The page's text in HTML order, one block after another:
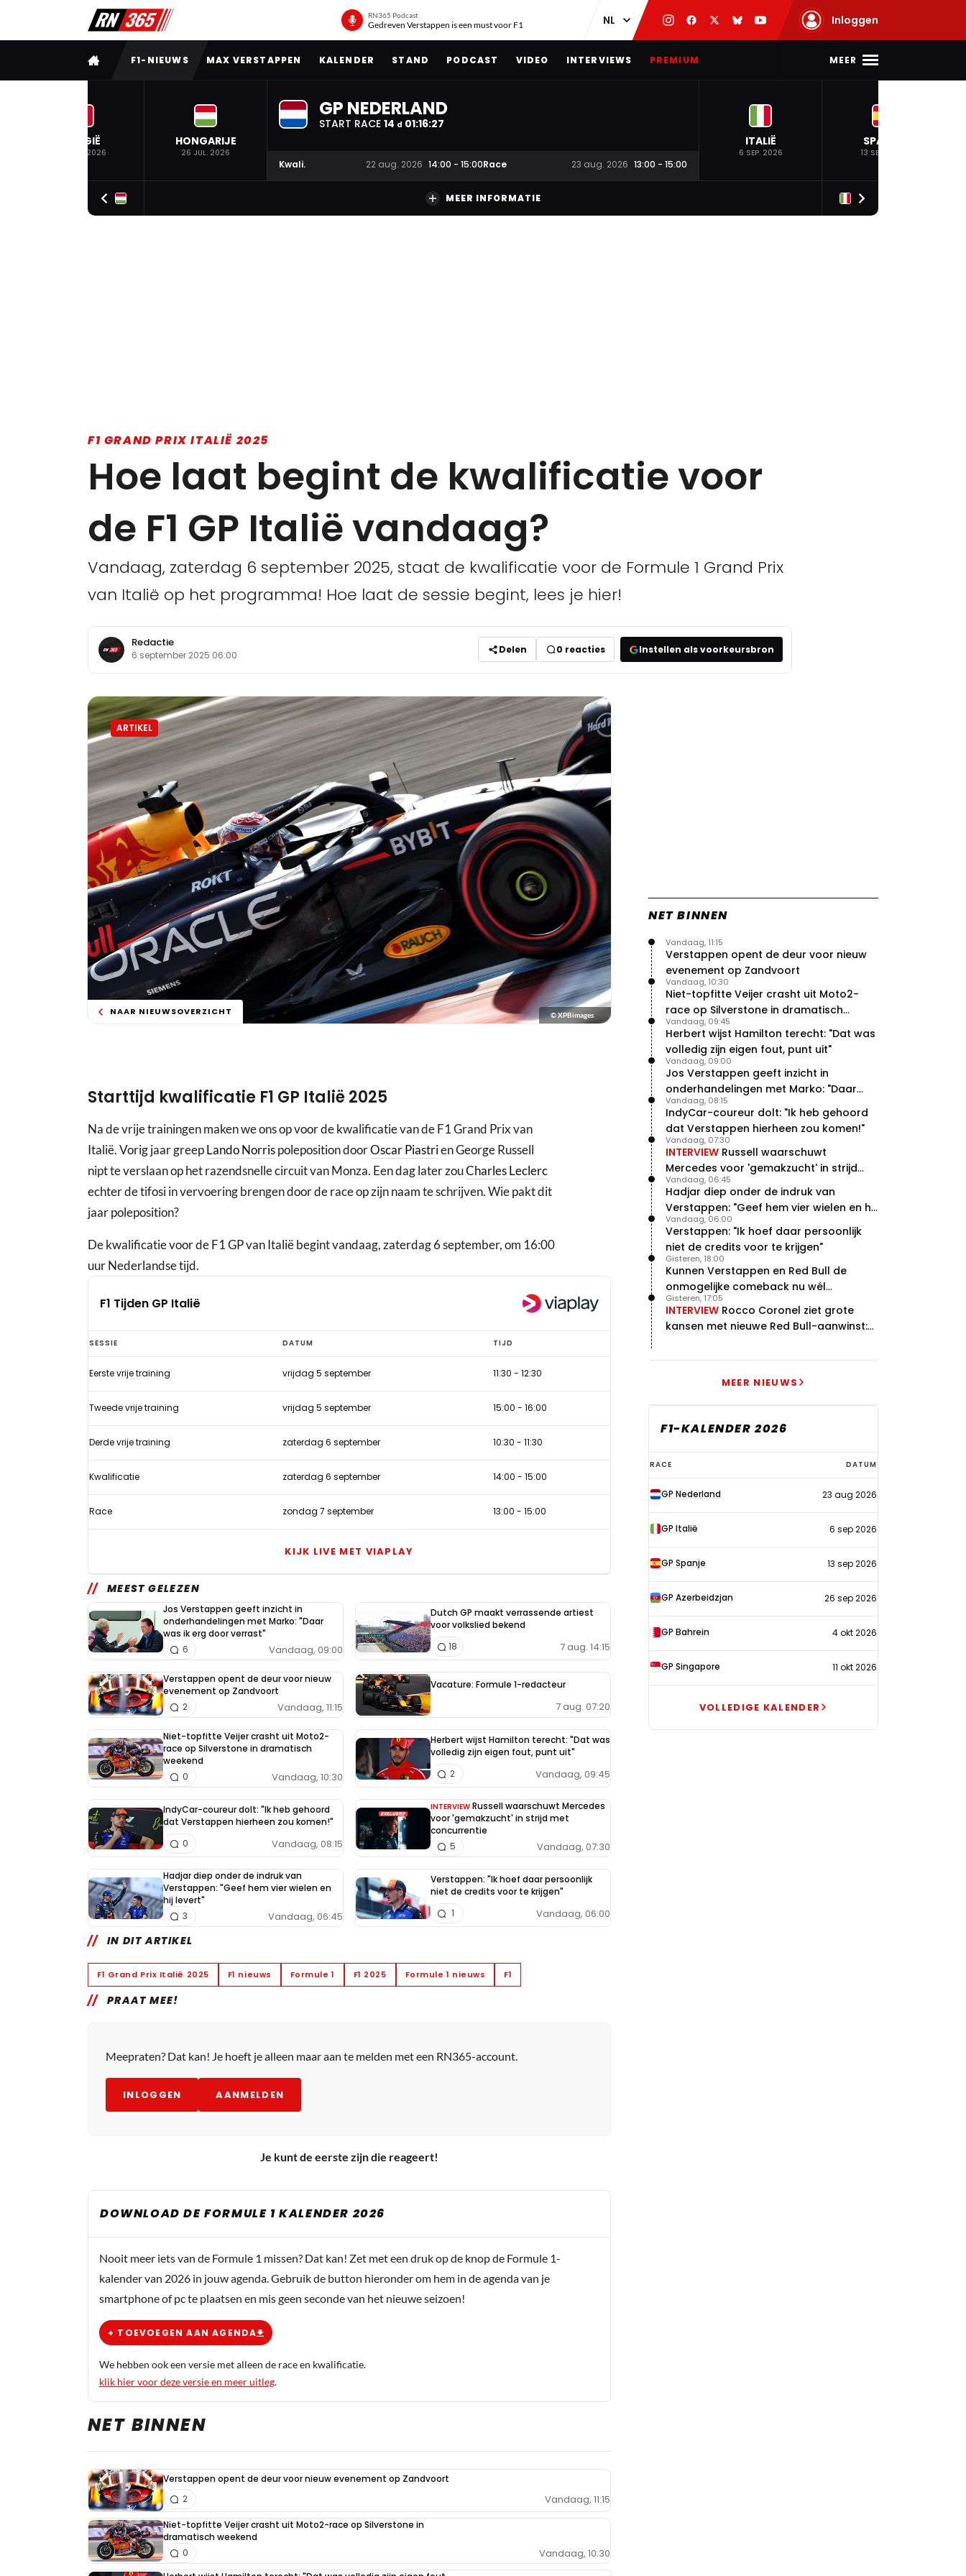
RN365 Podcast
Gedreven Verstappen is een must voor F1 Inloggen
VOLLEDIG MENU
F1-NIEUWS MAX VERSTAPPEN KALENDER STAND PODCAST VIDEO INTERVIEWS PREMIUM MEER
BELGIË
19 JUL. 2026
HONGARIJE
26 JUL. 2026
GP NEDERLAND
START RACE 14 d 01:16:26
Kwali. 22 aug. 2026 14:00 - 15:00Race 23 aug. 2026 13:00 - 15:00
ITALIË
6 SEP. 2026
SPANJE
13 SEP. 2026
MEER INFORMATIE
F1 GRAND PRIX ITALIË 2025
Hoe laat begint de kwalificatie voor
de F1 GP Italië vandaag?
Vandaag, zaterdag 6 september 2025, staat de kwalificatie voor de Formule 1 Grand Prix
van Italië op het programma! Hoe laat de sessie begint, lees je hier!
Redactie
6 september 2025 06:00 Delen 0 reacties Instellen als voorkeursbron
ARTIKEL
NAAR NIEUWSOVERZICHT © XPBimages
Starttijd kwalificatie F1 GP Italië 2025
Na de vrije trainingen maken we ons op voor de kwalificatie van de F1 Grand Prix van
Italië. Vorig jaar greepLando Norrispoleposition doorOscar Piastrien George Russell
nipt te verslaan op het razendsnelle circuit van Monza. Een dag later zouCharles Leclerc
echter de tifosi in vervoering brengen door de race op zijn naam te schrijven. Wie pakt dit
jaar poleposition?
De kwalificatie voor de F1 GP van Italië begint vandaag, zaterdag 6 september, om 16:00
uur Nederlandse tijd.
F1 Tijden GP Italië
F1
Tijden
GP
Italië
SESSIE DATUM TIJD
Eerste vrije training vrijdag 5 september 11:30 - 12:30
Tweede vrije training vrijdag 5 september 15:00 - 16:00
Derde vrije training zaterdag 6 september 10:30 - 11:30
Kwalificatie zaterdag 6 september 14:00 - 15:00
Race zondag 7 september 13:00 - 15:00
KIJK LIVE MET VIAPLAY
MEEST GELEZEN
Jos Verstappen geeft inzicht in
onderhandelingen met Marko: "Daar
was ik erg door verrast"
Vandaag, 09:00
6
Dutch GP maakt verrassende artiest
voor volkslied bekend
7 aug. 14:15
18
Verstappen opent de deur voor nieuw
evenement op Zandvoort
Vandaag, 11:15
2
Vacature: Formule 1-redacteur
7 aug. 07:20
Niet-topfitte Veijer crasht uit Moto2-
race op Silverstone in dramatisch
weekend
Vandaag, 10:30
0
Herbert wijst Hamilton terecht: "Dat was
volledig zijn eigen fout, punt uit"
Vandaag, 09:45
2
IndyCar-coureur dolt: "Ik heb gehoord
dat Verstappen hierheen zou komen!"
Vandaag, 08:15
0
INTERVIEW Russell waarschuwt Mercedes
voor 'gemakzucht' in strijd met
concurrentie
Vandaag, 07:30
5
Hadjar diep onder de indruk van
Verstappen: "Geef hem vier wielen en
hij levert"
Vandaag, 06:45
3
Verstappen: "Ik hoef daar persoonlijk
niet de credits voor te krijgen"
Vandaag, 06:00
1
IN DIT ARTIKEL
F1 Grand Prix Italië 2025 F1 nieuws Formule 1 F1 2025 Formule 1 nieuws F1
PRAAT MEE!
Meepraten? Dat kan! Je hoeft je alleen maar aan te melden met een RN365-account.
INLOGGEN AANMELDEN
Je kunt de eerste zijn die reageert!
DOWNLOAD DE FORMULE 1 KALENDER 2026
Nooit meer iets van de Formule 1 missen? Dat kan! Zet met een druk op de knop de Formule 1-
kalender van 2026 in jouw agenda. Gebruik de button hieronder om hem in de agenda van je
smartphone of pc te plaatsen en mis geen seconde van het nieuwe seizoen!
+ TOEVOEGEN AAN AGENDA
We hebben ook een versie met alleen de race en kwalificatie.
klik hier voor deze versie en meer uitleg.
NET BINNEN
Verstappen opent de deur voor nieuw evenement op Zandvoort
Vandaag, 11:15
2
Niet-topfitte Veijer crasht uit Moto2-race op Silverstone in
dramatisch weekend
Vandaag, 10:30
0
NET BINNEN
Verstappen opent de deur voor nieuw
evenement op Zandvoort
Vandaag, 11:15
Niet-topfitte Veijer crasht uit Moto2-
race op Silverstone in dramatisch
weekend
Vandaag, 10:30
Herbert wijst Hamilton terecht: "Dat was
volledig zijn eigen fout, punt uit"
Vandaag, 09:45
Jos Verstappen geeft inzicht in
onderhandelingen met Marko: "Daar
was ik erg door verrast"
Vandaag, 09:00
IndyCar-coureur dolt: "Ik heb gehoord
dat Verstappen hierheen zou komen!"
Vandaag, 08:15
INTERVIEW Russell waarschuwt
Mercedes voor 'gemakzucht' in strijd
met concurrentie
Vandaag, 07:30
Hadjar diep onder de indruk van
Verstappen: "Geef hem vier wielen en hij
levert"
Vandaag, 06:45
Verstappen: "Ik hoef daar persoonlijk
niet de credits voor te krijgen"
Vandaag, 06:00
Kunnen Verstappen en Red Bull de
onmogelijke comeback nu wél
bewerkstelligen?
Gisteren, 18:00
INTERVIEW Rocco Coronel ziet grote
kansen met nieuwe Red Bull-aanwinst:
Gisteren, 17:05
MEER NIEUWS
F1-KALENDER 2026
F1-
kalender
2026
RACE DATUM
GP Nederland 23 aug 2026
GP Italië 6 sep 2026
GP Spanje 13 sep 2026
GP Azerbeidzjan 26 sep 2026
GP Bahrein 4 okt 2026
GP Singapore 11 okt 2026
VOLLEDIGE KALENDER